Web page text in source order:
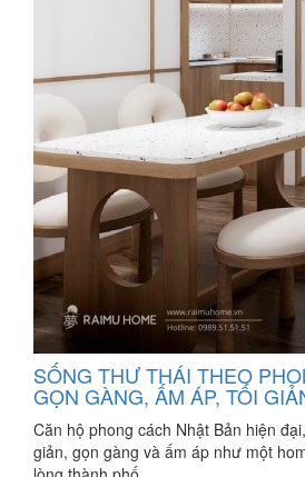
SỐNG THƯ THÁI THEO
GỌN GÀNG, ẤM ÁP, TỐI
Căn hộ phong cách Nhật Bản hiện
giản, gọn gàng và ấm áp như một